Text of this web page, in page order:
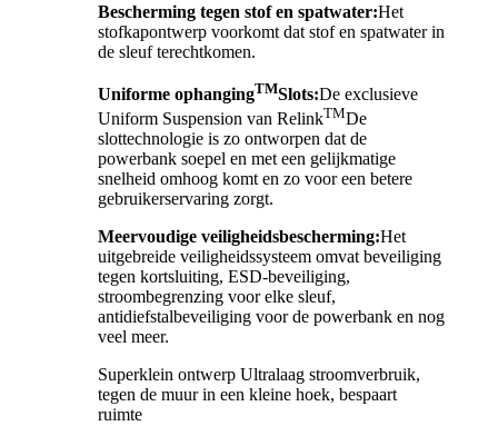
Bescherming tegen stof en spatwater:Het
stofkapontwerp voorkomt dat stof en spatwater in
de sleuf terechtkomen.
Uniforme ophangingTMSlots:De exclusieve
Uniform Suspension van RelinkTMDe
slottechnologie is zo ontworpen dat de
powerbank soepel en met een gelijkmatige
snelheid omhoog komt en zo voor een betere
gebruikerservaring zorgt.
Meervoudige veiligheidsbescherming:Het
uitgebreide veiligheidssysteem omvat beveiliging
tegen kortsluiting, ESD-beveiliging,
stroombegrenzing voor elke sleuf,
antidiefstalbeveiliging voor de powerbank en nog
veel meer.
Superklein ontwerp Ultralaag stroomverbruik,
tegen de muur in een kleine hoek, bespaart
ruimte